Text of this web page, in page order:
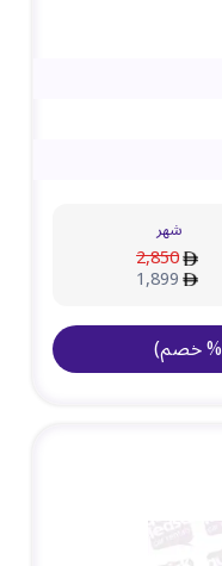
شهر
2,850
1,899
%خصم)